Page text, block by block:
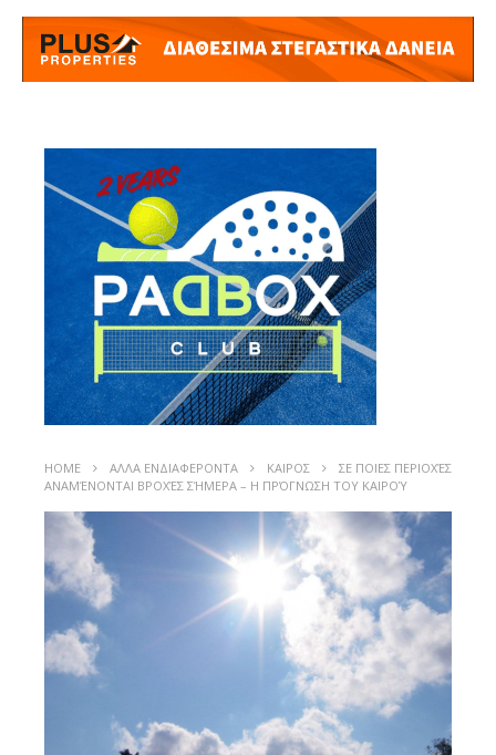
HOME ΑΛΛΑ ΕΝΔΙΑΦΕΡΟΝΤΑ ΚΑΙΡΟΣ
ΣΕ ΠΟΙΕΣ ΠΕΡΙΟΧΈΣ
ΑΝΑΜΈΝΟΝΤΑΙ ΒΡΟΧΈΣ ΣΉΜΕΡΑ – Η ΠΡΌΓΝΩΣΗ ΤΟΥ ΚΑΙΡΟΎ